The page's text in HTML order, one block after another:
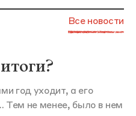
Все новости
год уходит, а его
Тем не менее, было в нем